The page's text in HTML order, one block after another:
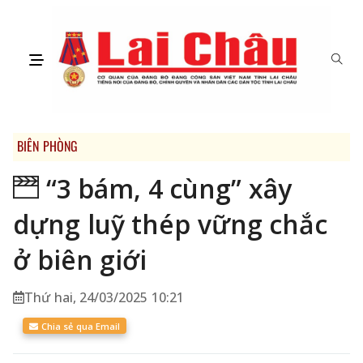
BIÊN PHÒNG
“3 bám, 4 cùng” xây
dựng luỹ thép vững chắc
ở biên giới
Thứ hai, 24/03/2025 10:21
Chia sẻ qua Email